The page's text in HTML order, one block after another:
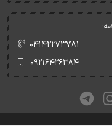
۰۴۱۴۲۲۷۳۷۸۱
۰۹۲۱۶۴۲۶۳۸۴